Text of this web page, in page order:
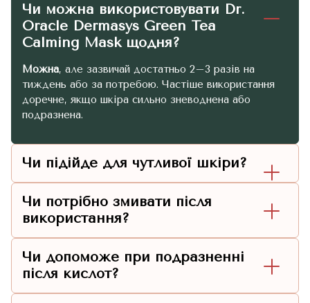
Чи можна використовувати Dr.
Oracle Dermasys Green Tea
Calming Mask щодня?
Можна, але зазвичай достатньо 2–3 разів на
тиждень або за потребою. Частіше використання
доречне, якщо шкіра сильно зневоднена або
подразнена.
Чи підійде для чутливої шкіри?
Чи потрібно змивати після
використання?
Чи допоможе при подразненні
після кислот?